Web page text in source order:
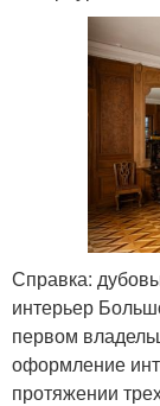
Справка:
интерьер
первом
оформление
протяжении